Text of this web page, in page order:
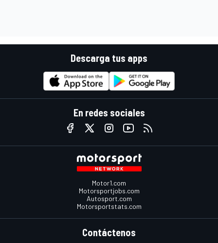
Descarga tus apps
En redes sociales
Motor1.com
Motorsportjobs.com
Autosport.com
Motorsportstats.com
Contáctenos